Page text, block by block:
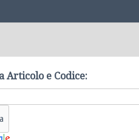
Articolo e Codice: